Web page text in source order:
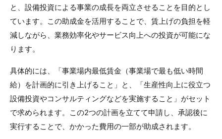
と、設備投資による事業の成長を両立させることを目的とし
ています。この助成金を活用することで、賃上げの負担を軽
減しながら、業務効率化やサービス向上への投資が可能にな
ります。
具体的には、「事業場内最低賃金（事業場で最も低い時間
給）を計画的に引き上げること」と、「生産性向上に役立つ
設備投資やコンサルティングなどを実施すること」がセット
で求められます。この2つの計画を立てて申請し、承認後に
実行することで、かかった費用の一部が助成されます。